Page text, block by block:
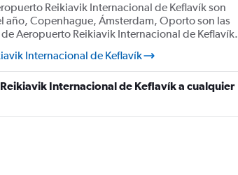
Reikiavik Internacional de Keflavík son
Copenhague, Ámsterdam, Oporto son las
Aeropuerto Reikiavik Internacional de Keflavík.
Internacional de Keflavík
Internacional de Keflavík a cualquier